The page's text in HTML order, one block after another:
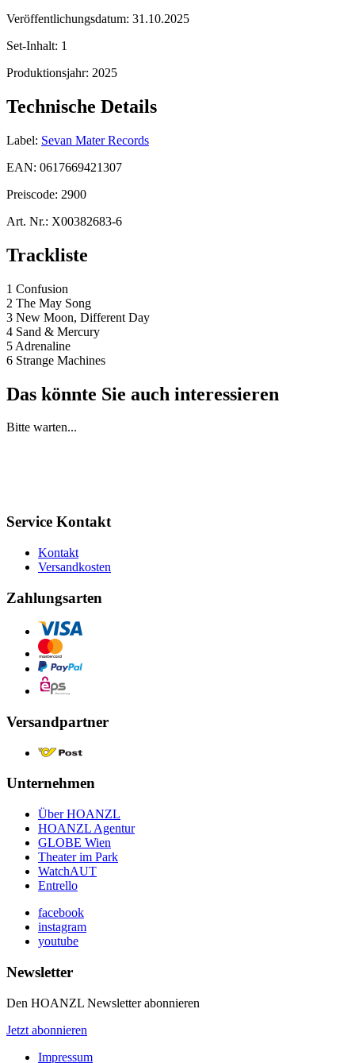
Veröffentlichungsdatum: 31.10.2025
Set-Inhalt: 1
Produktionsjahr: 2025
Technische Details
Label: Sevan Mater Records
EAN: 0617669421307
Preiscode: 2900
Art. Nr.: X00382683-6
Trackliste
1 Confusion
2 The May Song
3 New Moon, Different Day
4 Sand & Mercury
5 Adrenaline
6 Strange Machines
Das könnte Sie auch interessieren
Bitte warten...
Service Kontakt
Kontakt
Versandkosten
Zahlungsarten
Versandpartner
Unternehmen
Über HOANZL
HOANZL Agentur
GLOBE Wien
Theater im Park
WatchAUT
Entrello
facebook
instagram
youtube
Newsletter
Den HOANZL Newsletter abonnieren
Jetzt abonnieren
Impressum